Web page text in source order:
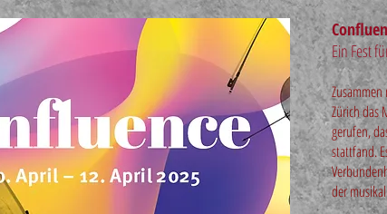
Ein Fest
Zürich das
gerufen,
stattfand.
der